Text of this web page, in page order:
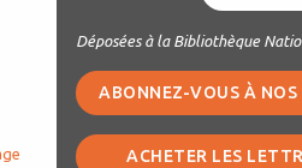
Déposées à la Bibliothèque
ABONNEZ-VOUS À NOS
ACHETER LES